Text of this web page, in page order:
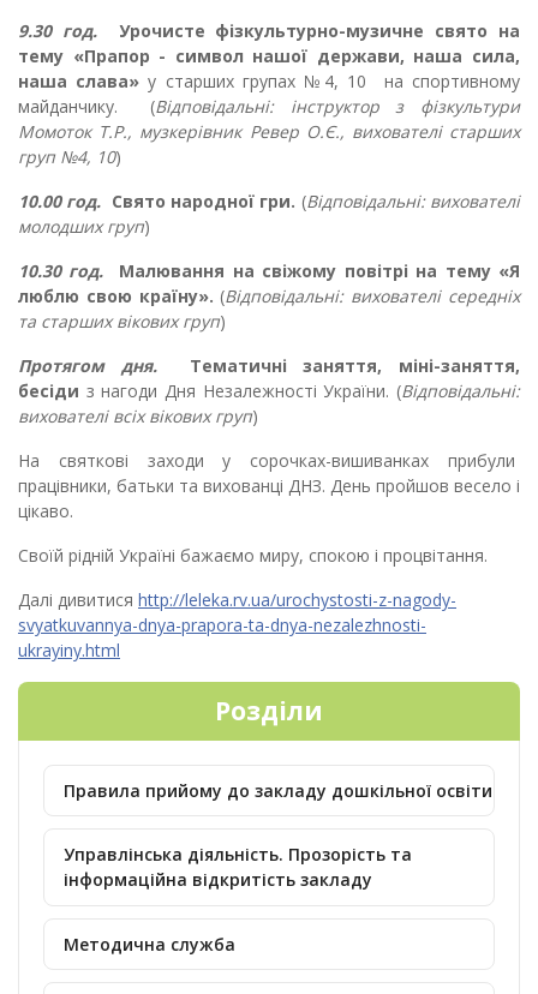
9.30 год. Урочисте фізкультурно-музичне свято на
тему «Прапор - символ нашої держави, наша сила,
наша слава»у старших групах №4, 10
на спортивному
майданчику.
(Відповідальні:
інструктор з фізкультури
Момоток Т.Р., музкерівник Ревер О.Є., вихователі старших
груп №4, 10)
10.00 год. Свято народної гри. (Відповідальні: вихователі
молодших груп)
10.30 год. Малювання на свіжому повітрі на тему «Я
люблю свою країну». (Відповідальні: вихователі середніх
та старших вікових груп)
Протягом дня.
Тематичні заняття, міні-заняття,
бесіди з нагоди Дня Незалежності України. (Відповідальні:
вихователі всіх вікових груп)
На святкові заходи у сорочках-вишиванках прибули
працівники, батьки та вихованці ДНЗ. День пройшов весело і
цікаво.
Своїй рідній Україні бажаємо миру, спокою і процвітання.
Далі дивитися http://leleka.rv.ua/urochystosti-z-nagody-
svyatkuvannya-dnya-prapora-ta-dnya-nezalezhnosti-
ukrayiny.html
Розділи
Правила прийому до закладу дошкільної освіти
Управлінська діяльність. Прозорість та
інформаційна відкритість закладу
Методична служба